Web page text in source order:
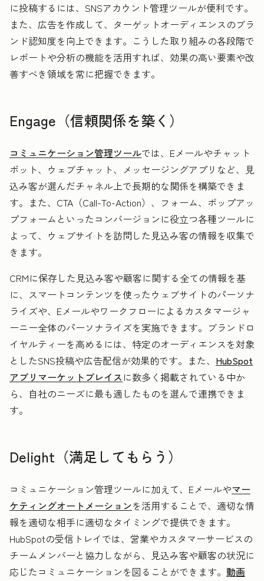
に投稿するには、SNSアカウント管理ツールが便利です。
また、広告を作成して、ターゲットオーディエンスのブラ
ンド認知度を向上できます。こうした取り組みの各段階で
レポートや分析の機能を活用すれば、効果の高い要素や改
善すべき領域を常に把握できます。
Engage（信頼関係を築く）
コミュニケーション管理ツールでは、Eメールやチャット
ボット、ウェブチャット、メッセージングアプリなど、見
込み客が選んだチャネル上で長期的な関係を構築できま
す。また、CTA（Call-To-Action）、フォーム、ポップアッ
プフォームといったコンバージョンに役立つ各種ツールに
よって、ウェブサイトを訪問した見込み客の情報を収集で
きます。
CRMに保存した見込み客や顧客に関する全ての情報を基
に、スマートコンテンツを使ったウェブサイトのパーソナ
ライズや、Eメールやワークフローによるカスタマージャ
ーニー全体のパーソナライズを実施できます。ブランドロ
イヤルティーを高めるには、特定のオーディエンスを対象
としたSNS投稿や広告配信が効果的です。また、 HubSpot
アプリマーケットプレイス に数多く掲載されている中か
ら、自社のニーズに最も適したものを選んで連携できま
す。
Delight（満足してもらう）
コミュニケーション管理ツールに加えて、Eメールやマー
ケティングオートメーションを活用することで、適切な情
報を適切な相手に適切なタイミングで提供できます。
HubSpotの受信トレイでは、営業やカスタマーサービスの
チームメンバーと協力しながら、見込み客や顧客の状況に
応じたコミュニケーションを図ることができます。 動画